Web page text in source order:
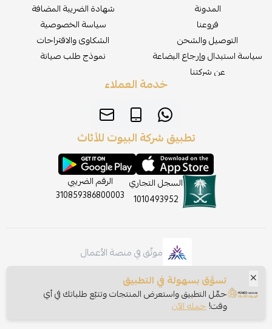
المدونة
فروعنا
التوصيل والشحن
سياسة استبدال وإرجاع البضاعة
عن شركتنا
شهادة الضريبة المضافة
سياسة الخصوصية
الشكاوى والاقتراحات
نموذج طلب صيانة
خدمة العملاء
تطبيق شركة البيوت للأثاث
السجل التجاري
1010493952
الرقم الضريبي
310859386800003
موثّق في منصة الأعمال
الحقوق محفوظة | 2026
تسوَّق بسهولة في التطبيق
حمِّل التطبيق واستعرض المنتجات وتتبّع طلباتك في أي
وقت!حمله الآن